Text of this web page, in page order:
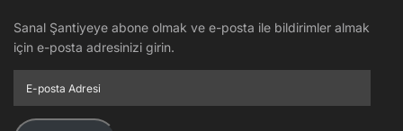
Sanal Şantiyeye abone olmak ve e-posta ile bildirimler almak
için e-posta adresinizi girin.
posta
Adresi